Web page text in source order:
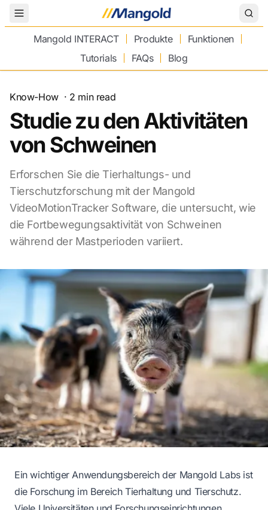
Toggle Menu
Mangold INTERACT
Produkte
Funktionen
Tutorials
FAQs Blog
Know-How· 2 min read
Studie zu den Aktivitäten
von Schweinen
Erforschen Sie die Tierhaltungs- und
Tierschutzforschung mit der Mangold
VideoMotionTracker Software, die untersucht, wie
die Fortbewegungsaktivität von Schweinen
während der Mastperioden variiert.
Ein wichtiger Anwendungsbereich der Mangold Labs ist
die Forschung im Bereich Tierhaltung und Tierschutz.